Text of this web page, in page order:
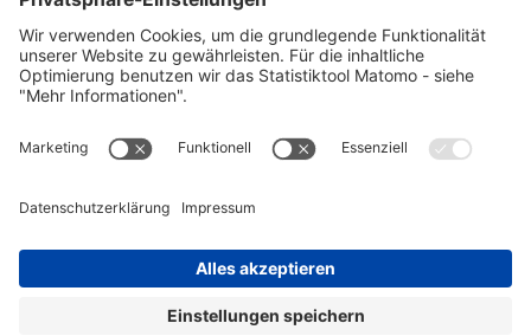
Datenschutz
OeAD-Sitemap